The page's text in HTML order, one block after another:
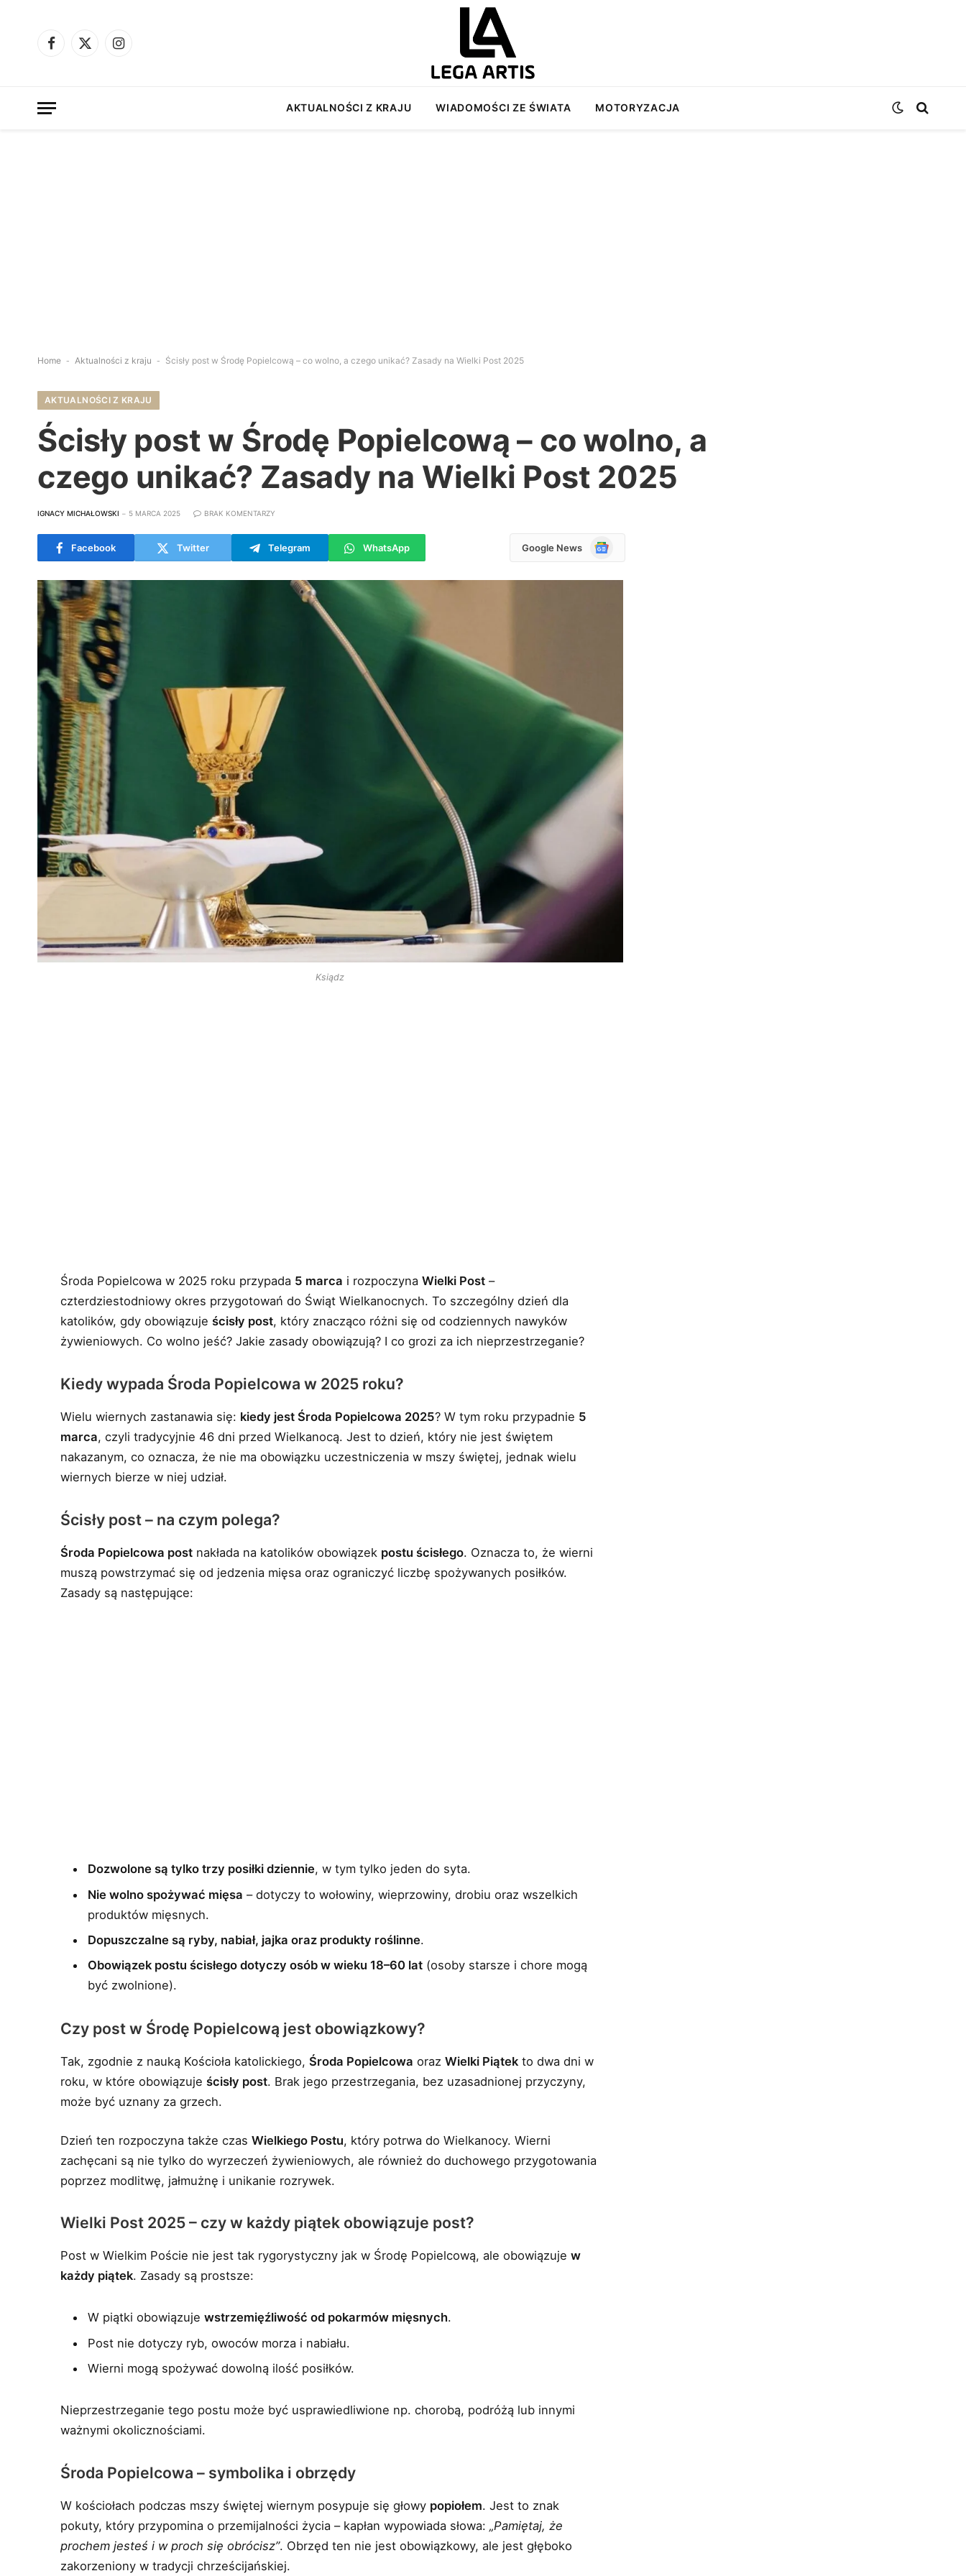
Facebook
X
Instagram
AKTUALNOŚCI Z KRAJU WIADOMOŚCI ZE ŚWIATA MOTORYZACJA
Home - Aktualności z kraju - Ścisły post w Środę Popielcową – co wolno, a czego unikać? Zasady na Wielki Post 2025
AKTUALNOŚCI Z KRAJU
Ścisły post w Środę Popielcową – co wolno, a
czego unikać? Zasady na Wielki Post 2025
IGNACY MICHAŁOWSKI 5 MARCA 2025 BRAK KOMENTARZY
Facebook Twitter Telegram WhatsApp Google News
Google
Ksiądz
Środa Popielcowa w 2025 roku przypada 5 marca i rozpoczynaWielki Post –
czterdziestodniowy okres przygotowań do Świąt Wielkanocnych. To szczególny dzień dla
katolików, gdy obowiązujeścisły post, który znacząco różni się od codziennych nawyków
żywieniowych. Co wolno jeść? Jakie zasady obowiązują? I co grozi za ich nieprzestrzeganie?
Kiedy wypada Środa Popielcowa w 2025 roku?
Wielu wiernych zastanawia się: kiedy jest Środa Popielcowa 2025? W tym roku przypadnie 5
marca, czyli tradycyjnie 46 dni przed Wielkanocą. Jest to dzień, który nie jest świętem
nakazanym, co oznacza, że nie ma obowiązku uczestniczenia w mszy świętej, jednak wielu
wiernych bierze w niej udział.
Ścisły post – na czym polega?
Środa Popielcowa post nakłada na katolików obowiązek postu ścisłego. Oznacza to, że wierni
muszą powstrzymać się od jedzenia mięsa oraz ograniczyć liczbę spożywanych posiłków.
Zasady są następujące:
Dozwolone są tylko trzy posiłki dziennie, w tym tylko jeden do syta.
Nie wolno spożywać mięsa – dotyczy to wołowiny, wieprzowiny, drobiu oraz wszelkich
produktów mięsnych.
Dopuszczalne są ryby, nabiał, jajka oraz produkty roślinne.
Obowiązek postu ścisłego dotyczy osób w wieku 18–60 lat (osoby starsze i chore mogą
być zwolnione).
Czy post w Środę Popielcową jest obowiązkowy?
Tak, zgodnie z nauką Kościoła katolickiego,Środa Popielcowa orazWielki Piątek to dwa dni w
roku, w które obowiązujeścisły post. Brak jego przestrzegania, bez uzasadnionej przyczyny,
może być uznany za grzech.
Dzień ten rozpoczyna także czasWielkiego Postu, który potrwa do Wielkanocy. Wierni
zachęcani są nie tylko do wyrzeczeń żywieniowych, ale również do duchowego przygotowania
poprzez modlitwę, jałmużnę i unikanie rozrywek.
Wielki Post 2025 – czy w każdy piątek obowiązuje post?
Post w Wielkim Poście nie jest tak rygorystyczny jak w Środę Popielcową, ale obowiązujew
każdy piątek. Zasady są prostsze:
W piątki obowiązujewstrzemięźliwość od pokarmów mięsnych.
Post nie dotyczy ryb, owoców morza i nabiału.
Wierni mogą spożywać dowolną ilość posiłków.
Nieprzestrzeganie tego postu może być usprawiedliwione np. chorobą, podróżą lub innymi
ważnymi okolicznościami.
Środa Popielcowa – symbolika i obrzędy
W kościołach podczas mszy świętej wiernym posypuje się głowy popiołem. Jest to znak
pokuty, który przypomina o przemijalności życia – kapłan wypowiada słowa:„Pamiętaj, że
prochem jesteś i w proch się obrócisz”. Obrzęd ten nie jest obowiązkowy, ale jest głęboko
zakorzeniony w tradycji chrześcijańskiej.